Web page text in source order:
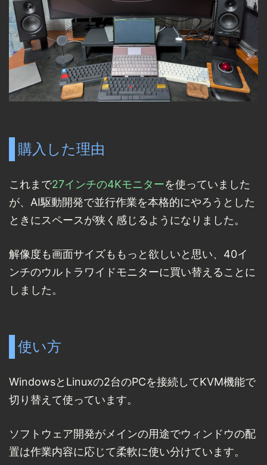
購入した理由
これまで27インチの4Kモニターを使っていました
が、AI駆動開発で並行作業を本格的にやろうとした
ときにスペースが狭く感じるようになりました。
解像度も画面サイズももっと欲しいと思い、40イ
ンチのウルトラワイドモニターに買い替えることに
しました。
使い方
WindowsとLinuxの2台のPCを接続してKVM機能で
切り替えて使っています。
ソフトウェア開発がメインの用途でウィンドウの配
置は作業内容に応じて柔軟に使い分けています。